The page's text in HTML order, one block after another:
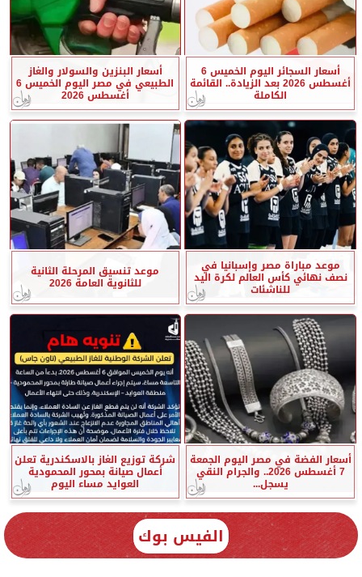
أسعار السجائر اليوم الخميس 6
أغسطس 2026 بعد الزيادة.. القائمة
الكاملة
أسعار البنزين والسولار والغاز
الطبيعي في مصر اليوم الخميس 6
أغسطس 2026
موعد مباراة مصر وإسبانيا في
نصف نهائي كأس العالم لكرة اليد
للناشئات
موعد تنسيق المرحلة الثانية
للثانوية العامة 2026
أسعار الفضة في مصر اليوم الجمعة
7 أغسطس 2026.. والجرام النقي
يسجل...
شركة توزيع الغاز بالاسكندرية تعلن
أعمال صيانة بمحور المحمودية
العوايد مساء اليوم
الفيس بوك